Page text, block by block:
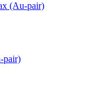
(Au-pair)
pair)